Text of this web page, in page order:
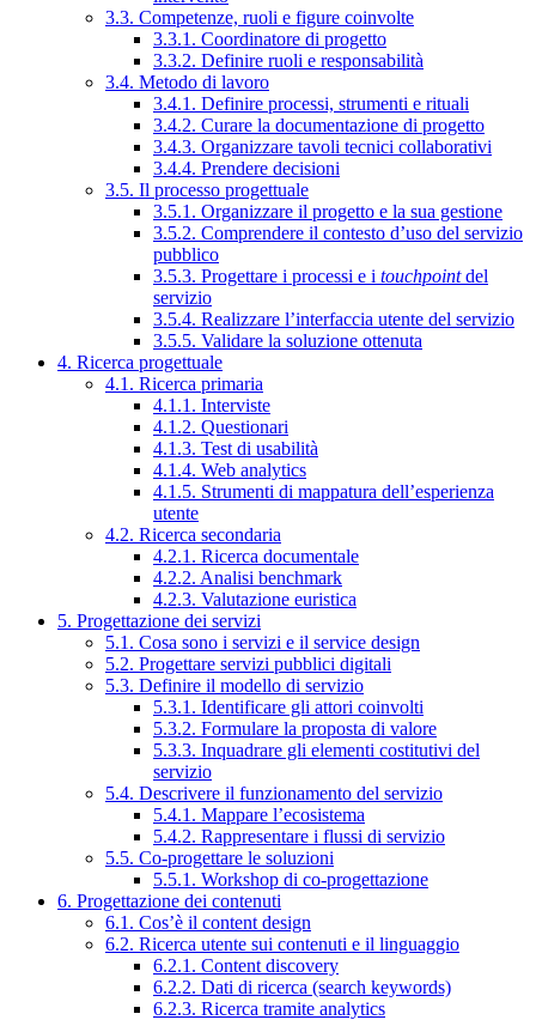
3.3. Competenze, ruoli e figure coinvolte
3.3.1. Coordinatore di progetto
3.3.2. Definire ruoli e responsabilità
3.4. Metodo di lavoro
3.4.1. Definire processi, strumenti e rituali
3.4.2. Curare la documentazione di progetto
3.4.3. Organizzare tavoli tecnici collaborativi
3.4.4. Prendere decisioni
3.5. Il processo progettuale
3.5.1. Organizzare il progetto e la sua gestione
3.5.2. Comprendere il contesto d’uso del servizio
pubblico
3.5.3. Progettare i processi e i touchpointdel
servizio
3.5.4. Realizzare l’interfaccia utente del servizio
3.5.5. Validare la soluzione ottenuta
4. Ricerca progettuale
4.1. Ricerca primaria
4.1.1. Interviste
4.1.2. Questionari
4.1.3. Test di usabilità
4.1.4. Web analytics
4.1.5. Strumenti di mappatura dell’esperienza
utente
4.2. Ricerca secondaria
4.2.1. Ricerca documentale
4.2.2. Analisi benchmark
4.2.3. Valutazione euristica
5. Progettazione dei servizi
5.1. Cosa sono i servizi e il service design
5.2. Progettare servizi pubblici digitali
5.3. Definire il modello di servizio
5.3.1. Identificare gli attori coinvolti
5.3.2. Formulare la proposta di valore
5.3.3. Inquadrare gli elementi costitutivi del
servizio
5.4. Descrivere il funzionamento del servizio
5.4.1. Mappare l’ecosistema
5.4.2. Rappresentare i flussi di servizio
5.5. Co-progettare le soluzioni
5.5.1. Workshop di co-progettazione
6. Progettazione dei contenuti
6.1. Cos’è il content design
6.2. Ricerca utente sui contenuti e il linguaggio
6.2.1. Content discovery
6.2.2. Dati di ricerca (search keywords)
6.2.3. Ricerca tramite analytics